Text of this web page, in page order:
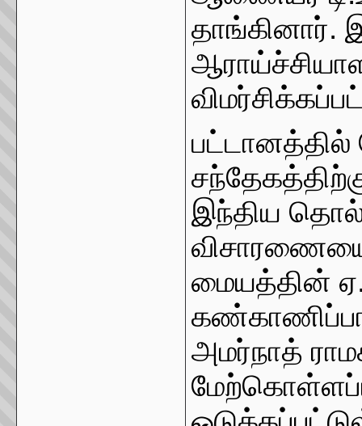
தாங்கினார்.
இந்திய
விசாரணையை
மையத்தின்
அமர்நாத்